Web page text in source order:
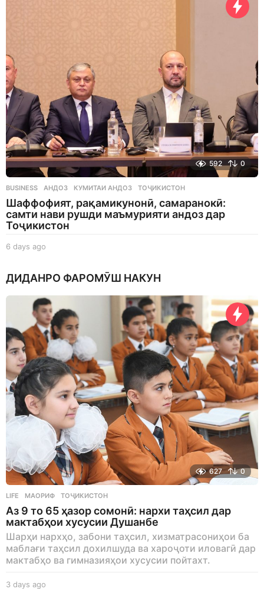
592 0
BUSINESS АНДОЗ ,КУМИТАИ АНДОЗ ,ТОҶИКИСТОН
Шаффофият, рақамикунонӣ, самаранокӣ:
самти нави рушди маъмурияти андоз дар
Тоҷикистон
6 days ago
y
a
g
o
ДИДАНРО ФАРОМӮШ НАКУН
627 0
LIFE МАОРИФ ,ТОҶИКИСТОН
Аз 9 то 65 ҳазор сомонӣ: нархи таҳсил дар
мактабҳои хусусии Душанбе
Шарҳи нархҳо, забони таҳсил, хизматрасониҳои ба
маблағи таҳсил дохилшуда ва хароҷоти иловагӣ дар
мактабҳо ва гимназияҳои хусусии пойтахт.
3 days ago